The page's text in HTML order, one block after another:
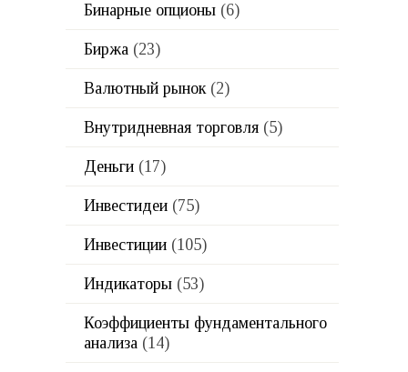
Бинарные опционы(6)
Биржа(23)
Валютный рынок(2)
Внутридневная торговля(5)
Деньги(17)
Инвестидеи(75)
Инвестиции(105)
Индикаторы(53)
Коэффициенты фундаментального
анализа(14)